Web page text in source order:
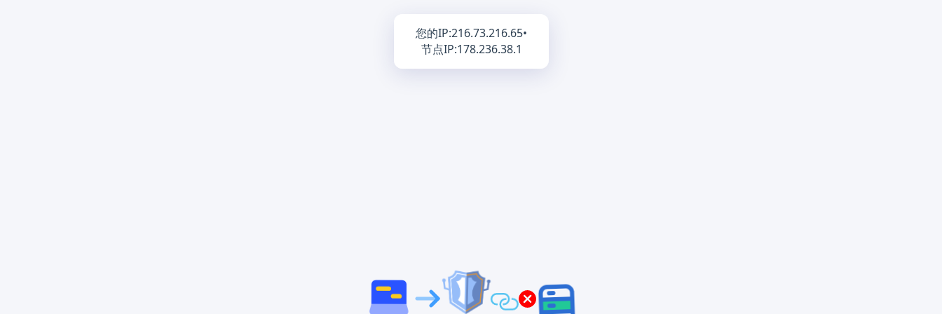
您的IP:216.73.216.65•
节点IP:178.236.38.1